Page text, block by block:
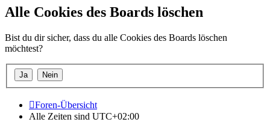
Alle Cookies des Boards löschen
Bist du dir sicher, dass du alle Cookies des Boards löschen
möchtest?
Foren-Übersicht
Alle Zeiten sind UTC+02:00